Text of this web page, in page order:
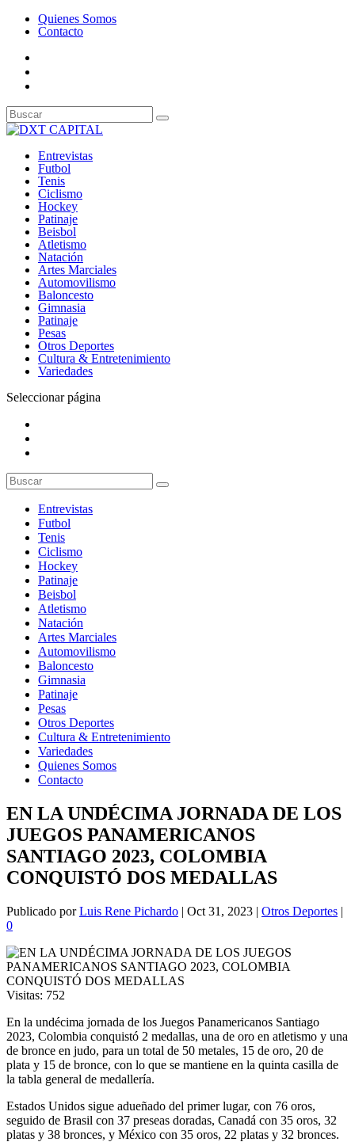
Quienes Somos
Contacto
Entrevistas
Futbol
Tenis
Ciclismo
Hockey
Patinaje
Beisbol
Atletismo
Natación
Artes Marciales
Automovilismo
Baloncesto
Gimnasia
Patinaje
Pesas
Otros Deportes
Cultura & Entretenimiento
Variedades
Seleccionar página
Entrevistas
Futbol
Tenis
Ciclismo
Hockey
Patinaje
Beisbol
Atletismo
Natación
Artes Marciales
Automovilismo
Baloncesto
Gimnasia
Patinaje
Pesas
Otros Deportes
Cultura & Entretenimiento
Variedades
Quienes Somos
Contacto
EN LA UNDÉCIMA JORNADA DE LOS
JUEGOS PANAMERICANOS
SANTIAGO 2023, COLOMBIA
CONQUISTÓ DOS MEDALLAS
Publicado porLuis Rene Pichardo | Oct 31, 2023 | Otros Deportes |
0
Visitas: 752
En la undécima jornada de los Juegos Panamericanos Santiago
2023, Colombia conquistó 2 medallas, una de oro en atletismo y una
de bronce en judo, para un total de 50 metales, 15 de oro, 20 de
plata y 15 de bronce, con lo que se mantiene en la quinta casilla de
la tabla general de medallería.
Estados Unidos sigue adueñado del primer lugar, con 76 oros,
seguido de Brasil con 37 preseas doradas, Canadá con 35 oros, 32
platas y 38 bronces, y México con 35 oros, 22 platas y 32 bronces.